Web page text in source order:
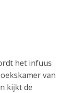
het infuus
van
kijkt de